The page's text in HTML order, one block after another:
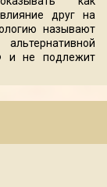
друг на
называют
и не подлежит